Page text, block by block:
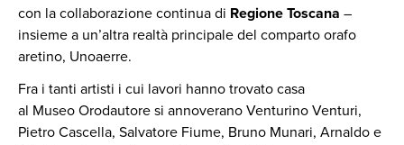
con la collaborazione continua di Regione Toscana –
insieme a un’altra realtà principale del comparto orafo
aretino, Unoaerre.
Fra i tanti artisti i cui lavori hanno trovato casa
al Museo Orodautore si annoverano Venturino Venturi,
Pietro Cascella, Salvatore Fiume, Bruno Munari, Arnaldo e